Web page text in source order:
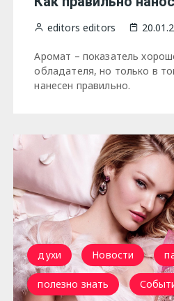
editors editors
Аромат – показатель
обладателя, но только в
нанесен правильно.
духи Новости
полезно знать